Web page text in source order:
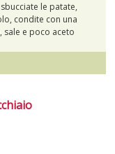
le patate,
condite con una
sale e poco aceto